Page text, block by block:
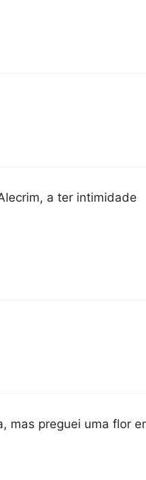
a ter intimidade
mas preguei uma flor